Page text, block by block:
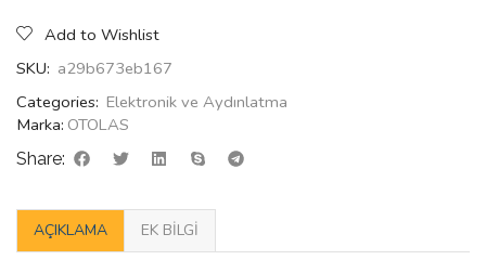
Add to Wishlist
SKU: a29b673eb167
Categories: Elektronik ve Aydınlatma
Marka: OTOLAS
Share:
AÇIKLAMA EK BILGI